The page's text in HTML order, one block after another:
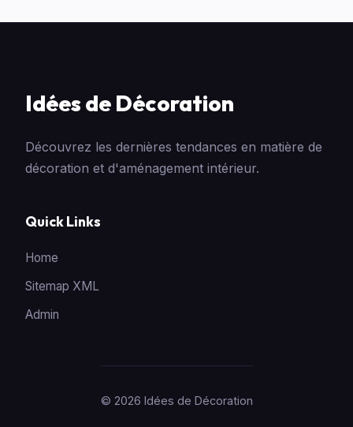
Idées de Décoration
Découvrez les dernières tendances en matière de
décoration et d'aménagement intérieur.
Quick Links
Home
Sitemap XML
Admin
© 2026 Idées de Décoration